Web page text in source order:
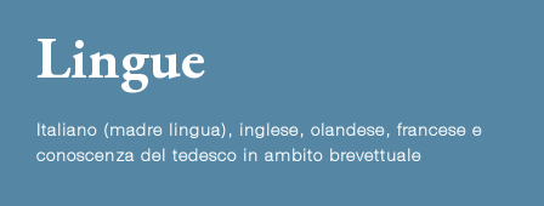
Lingue
Italiano (madre lingua), inglese, olandese, francese e
conoscenza del tedesco in ambito brevettuale